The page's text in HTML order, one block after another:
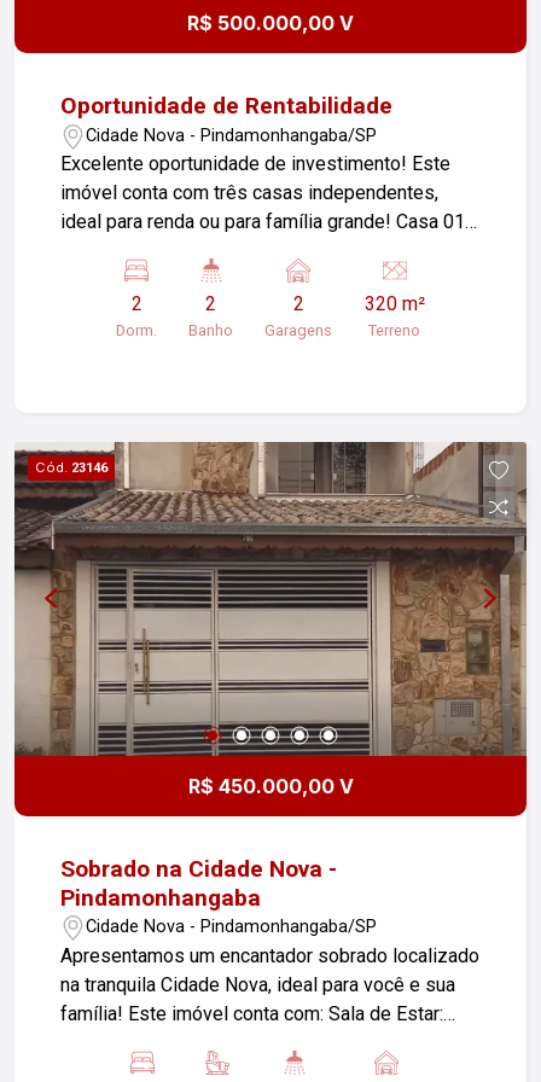
R$ 500.000,00 V
Oportunidade de Rentabilidade
Cidade Nova - Pindamonhangaba/SP
Excelente oportunidade de investimento! Este
imóvel conta com três casas independentes,
ideal para renda ou para família grande! Casa 01:
banheiro. Lavanderia. Garagem. Casa 02: Cozinha
arejada. Sala iluminada. 1 banheiro. 2 quartos.
Casa 03: Cozinha ampla. Sala confortável. 1
mais informações e agende sua visita!
2
Dorm.
2
Banho
2
Garagens
320 m²
Terreno
Cód. 23146
R$ 450.000,00 V
Sobrado na Cidade Nova -
Pindamonhangaba
Cidade Nova - Pindamonhangaba/SP
Apresentamos um encantador sobrado localizado
na tranquila Cidade Nova, ideal para você e sua
família! Este imóvel conta com: Sala de Estar:
de descontração. 3 Dormitórios: Sendo 1 suíte